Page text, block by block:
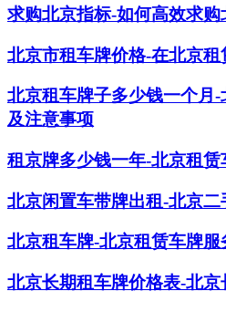
求购北京指标-如何高效求
北京市租车牌价格-在北京租
北京租车牌子多少钱一个月
及注意事项
租京牌多少钱一年-北京租
北京闲置车带牌出租-北京
北京租车牌-北京租赁车牌服
北京长期租车牌价格表-北